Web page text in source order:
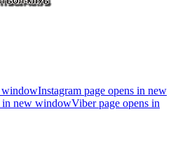
windowInstagram page opens in new
in new windowViber page opens in